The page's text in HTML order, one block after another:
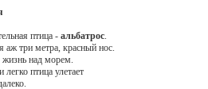
птица -альбатрос.
аж три метра, красный нос.
жизнь над морем.
легко птица улетает